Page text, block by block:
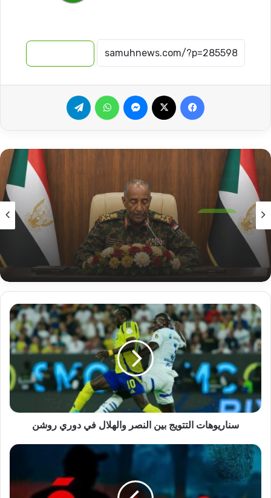
فيسبوك ماسنجر واتساب
المقالات
2026-08-04
أول خرق لمبادئ الحوار السوداني.. هل أضاع البرهان
الفرص الثمينة!!
سناريوهات
التتويج
بين
النصر
والهلال
في
دوري
روشن
سناريوهات التتويج بين النصر والهلال في دوري روشن
المباحث
تضبط
قاتل